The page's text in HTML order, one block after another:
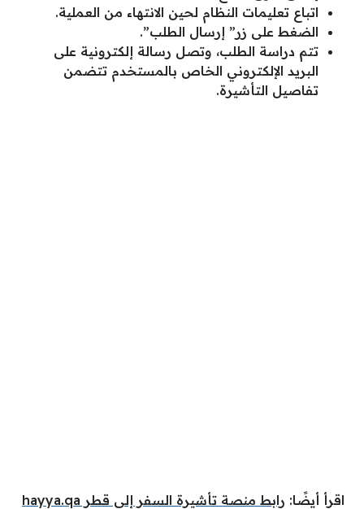
اتباع تعليمات النظام لحين الانتهاء من العملية.
الضغط على زر” إرسال الطلب”.
تتم دراسة الطلب، وتصل رسالة إلكترونية على
البريد الإلكتروني الخاص بالمستخدم تتضمن
تفاصيل التأشيرة.
اقرأ أيضًا: رابط منصة تأشيرة السفر إلى قطر hayya.qa